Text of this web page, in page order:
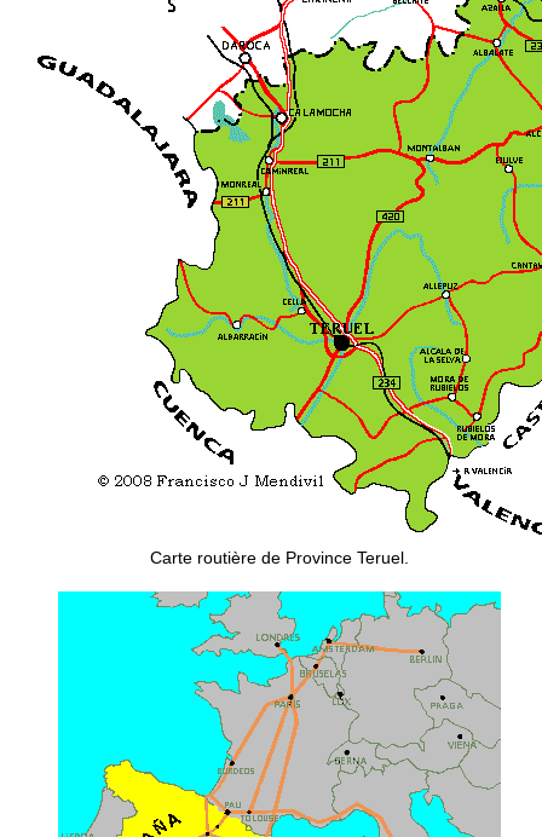
Carte routière de Province Teruel.